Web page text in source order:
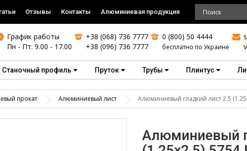
Отзывы Контакты Алюминиевая продукция
График работы
Пн - Пт: 9.00 - 17.00
+38 (068) 736 7777
+38 (096) 736 7777
0 (800) 50 4444
бесплатно по Украине
Станочный профиль Пруток Трубы Плинтус
прокат Алюминиевый лист Алюминиевый гладкий лист 2.5
Алюминиевый